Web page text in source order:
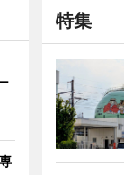
特集